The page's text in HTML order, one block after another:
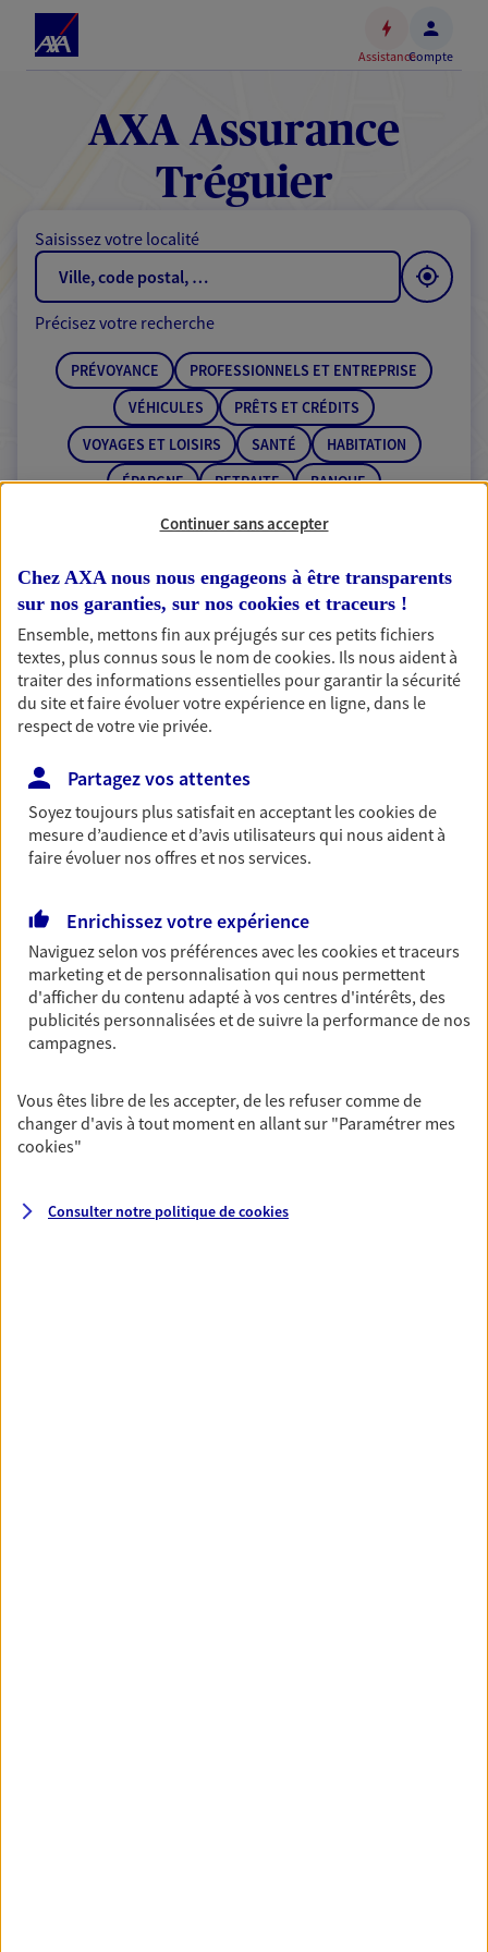
Accéder
contenu
principal
Accéder
au
de
AssistanceCompte
AXA Assurance
Tréguier
Saisissez votre localité
RECHERCHER
Précisez votre recherche
PRÉVOYANCE
PROFESSIONNELS ET ENTREPRISE
VÉHICULES
PRÊTS ET CRÉDITS
VOYAGES ET LOISIRS
SANTÉ
HABITATION
ÉPARGNE
RETRAITE BANQUE
1 résultat correspond à votre
recherche
Passer les
résultats
Le Bars-Toanen
France
3b Rue Marcelin Berthelot, 22220 Treguier
Horaires : Fermé
Ouvre à 09:00
NOUS CONTACTER
VOIR NOTRE SITE WEB
Continuer sans accepter
Chez AXA nous nous engageons à être transparents
sur nos garanties, sur nos cookies et traceurs !
Ensemble, mettons fin aux préjugés sur ces petits fichiers
textes, plus connus sous le nom decookies. Ils nous aident à
traiter des informations essentielles pour garantir la sécurité
du site et faire évoluer votre expérience en ligne, dans le
respect de votre vie privée.
Partagez vos attentes
Soyez toujours plus satisfait en acceptant lescookiesde
mesure d’audience et d’avis utilisateurs qui nous aident à
faire évoluer nos offres et nos services.
Enrichissez votre expérience
Naviguez selon vos préférences avec lescookies et traceurs
marketing et de personnalisation qui nous permettent
d'afficher du contenu adapté à vos centres d'intérêts, des
publicités personnalisées et de suivre la performance de nos
campagnes.
Vous êtes libre de les accepter, de les refuser comme de
changer d'avis à tout moment en allant sur "Paramétrer mes
cookies"
Consulter notre politique decookies